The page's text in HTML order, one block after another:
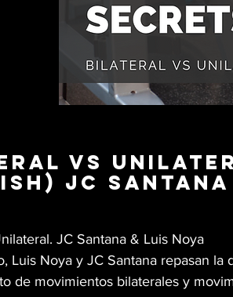
vs
JC Santana
JC Santana & Luis Noya
Luis Noya y JC Santana repasan la
de movimientos bilaterales y